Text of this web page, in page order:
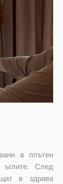
в плътен
След
в здрава